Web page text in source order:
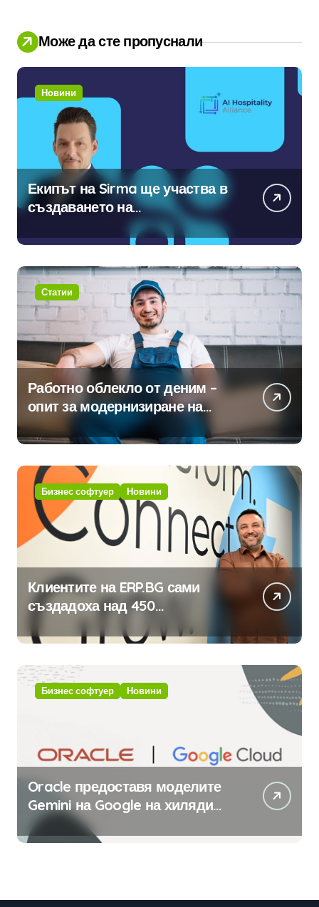
Може да сте пропуснали
Новини
Екипът на Sirma ще участва в
създаването на
международните стандарти за
навлизане на изкуствен
интелект в хотелиерството
Статии
Работно облекло от деним –
опит за модернизиране на
традицията
Бизнес софтуер Новини
Клиентите на ERP.BG сами
създадоха над 450
приложения за ERP системата
с помощта на вградения в нея
изкуствен интелект
Бизнес софтуер Новини
Oracle предоставя моделите
Gemini на Google на хиляди
клиенти на бизнес
приложения